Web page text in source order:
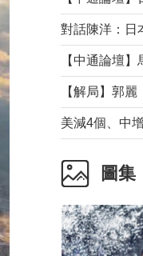
圖集